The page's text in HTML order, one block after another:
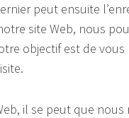
peut ensuite
site Web, nous
objectif est de
il se peut que